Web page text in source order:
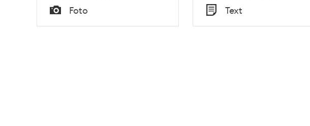
Tid
Typ
Foto Tid
Typ
Text